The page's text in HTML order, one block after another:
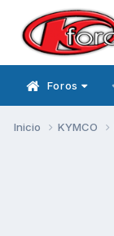
Foros
Inicio KYMCO